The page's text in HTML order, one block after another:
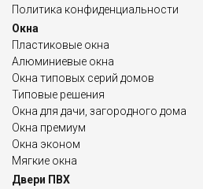
Политика конфиденциальности
Окна
Пластиковые окна
Алюминиевые окна
Окна типовых серий домов
Типовые решения
Окна для дачи, загородного дома
Окна премиум
Окна эконом
Мягкие окна
Двери ПВХ